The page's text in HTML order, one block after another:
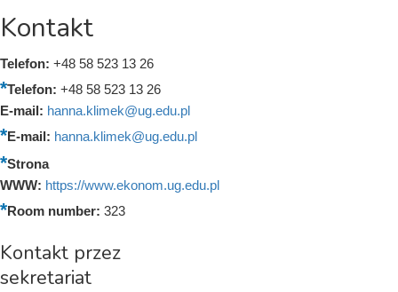
Kontakt
Telefon: +48 58 523 13 26
Telefon: +48 58 523 13 26
E-mail: hanna.klimek@ug.edu.pl
E-mail: hanna.klimek@ug.edu.pl
Strona
WWW: https://www.ekonom.ug.edu.pl
Room number: 323
Kontakt przez
sekretariat